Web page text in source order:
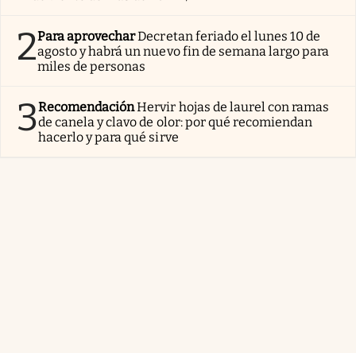
2Para aprovecharDecretan feriado el lunes 10 de
agosto y habrá un nuevo fin de semana largo para
miles de personas
3RecomendaciónHervir hojas de laurel con ramas
de canela y clavo de olor: por qué recomiendan
hacerlo y para qué sirve